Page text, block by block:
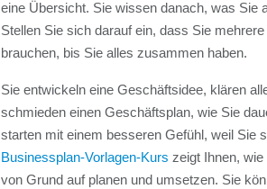
eine Übersicht. Sie wissen danach, was Sie
Stellen Sie sich darauf ein, dass Sie
brauchen, bis Sie alles zusammen haben.
Sie entwickeln eine Geschäftsidee, klären
schmieden einen Geschäftsplan, wie Sie
starten mit einem besseren Gefühl, weil Sie
Businessplan-Vorlagen-Kurs zeigt Ihnen,
von Grund auf planen und umsetzen. Sie